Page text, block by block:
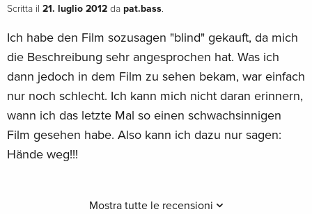
Scritta il 21. luglio 2012 da pat.bass.
Ich habe den Film sozusagen "blind" gekauft, da mich
die Beschreibung sehr angesprochen hat. Was ich
dann jedoch in dem Film zu sehen bekam, war einfach
nur noch schlecht. Ich kann mich nicht daran erinnern,
wann ich das letzte Mal so einen schwachsinnigen
Film gesehen habe. Also kann ich dazu nur sagen:
Hände weg!!!
Mostra tutte le recensioni